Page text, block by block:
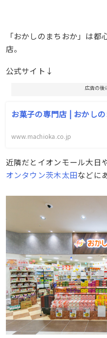
「おかしのまちおか」は
店。
公式サイト↓
広告の後
お菓子の専門店 | おかし
www.machioka.co.jp
近隣だとイオンモール大日や
オンタウン茨木太田などに